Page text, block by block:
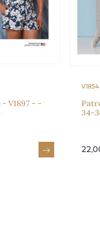
V1897 - -
34-